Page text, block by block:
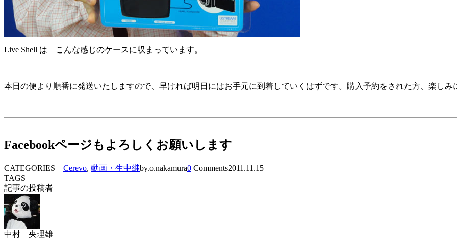
Live Shell は こんな感じのケースに収まっています。
本日の便より順番に発送いたしますので、早ければ明日にはお手元に到着していくはずです。購入予約をされた方、楽しみ
Facebookページもよろしくお願いします
CATEGORIES Cerevo, 動画・生中継by.o.nakamura0 Comments2011.11.15
TAGS
記事の投稿者
中村 央理雄